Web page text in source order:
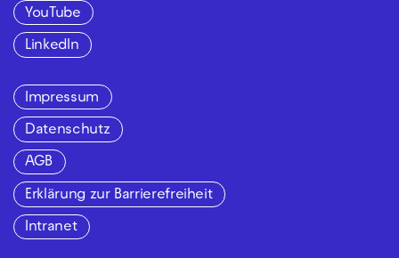
YouTube
LinkedIn
Impressum
Datenschutz
AGB
Erklärung zur Barrierefreiheit
Intranet